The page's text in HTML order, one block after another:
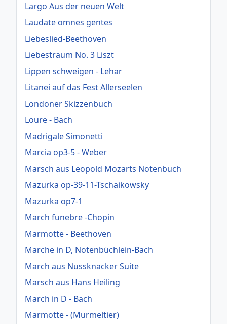
Largo Aus der neuen Welt
Laudate omnes gentes
Liebeslied-Beethoven
Liebestraum No. 3 Liszt
Lippen schweigen - Lehar
Litanei auf das Fest Allerseelen
Londoner Skizzenbuch
Loure - Bach
Madrigale Simonetti
Marcia op3-5 - Weber
Marsch aus Leopold Mozarts Notenbuch
Mazurka op-39-11-Tschaikowsky
Mazurka op7-1
March funebre -Chopin
Marmotte - Beethoven
Marche in D, Notenbüchlein-Bach
March aus Nussknacker Suite
Marsch aus Hans Heiling
March in D - Bach
Marmotte - (Murmeltier)